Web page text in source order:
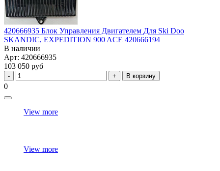
420666935 Блок Управления Двигателем Для Ski Doo
SKANDIC, EXPEDITION 900 ACE 420666194
В наличии
Арт: 420666935
103 050 руб
В корзину
0
View more
View more